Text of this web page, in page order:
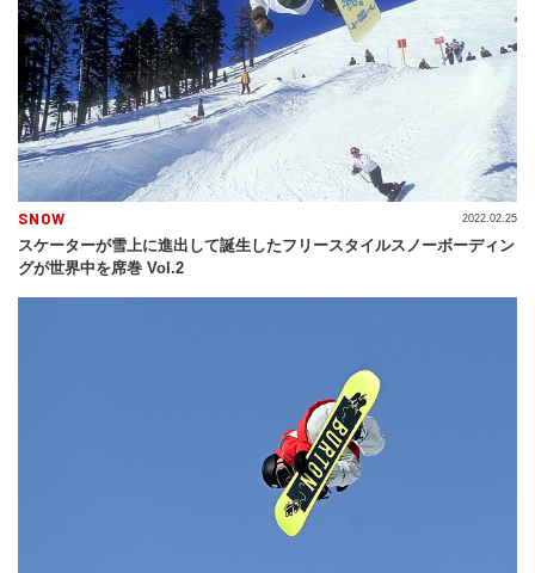
SNOW
スケーターが雪上に進出して誕生したフリースタイルスノーボーディン
グが世界中を席巻 Vol.2
2022.02.25